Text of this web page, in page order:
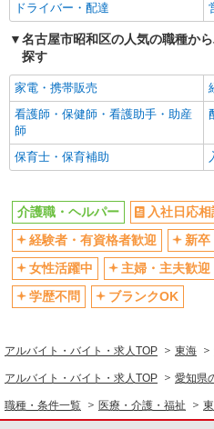
ドライバー・配達
名古屋市昭和区の人気の職種か
探す
家電・携帯販売
看護師・保健師・看護助手・助産
師
保育士・保育補助
介護職・ヘルパー 入社日応
経験者・有資格者歓迎
新卒
女性活躍中
主婦・主夫歓迎
学歴不問
ブランクOK
アルバイト・バイト・求人TOP 東海
アルバイト・バイト・求人TOP 愛知県
職種・条件一覧 医療・介護・福祉